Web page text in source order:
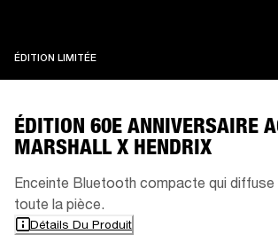
ÉDITION LIMITÉEÉDITION LIMITÉE
ÉDITION 60E ANNIVERSAIRE
MARSHALL X HENDRIX
Enceinte Bluetooth compacte qui diffuse
toute la pièce.
Détails Du Produit